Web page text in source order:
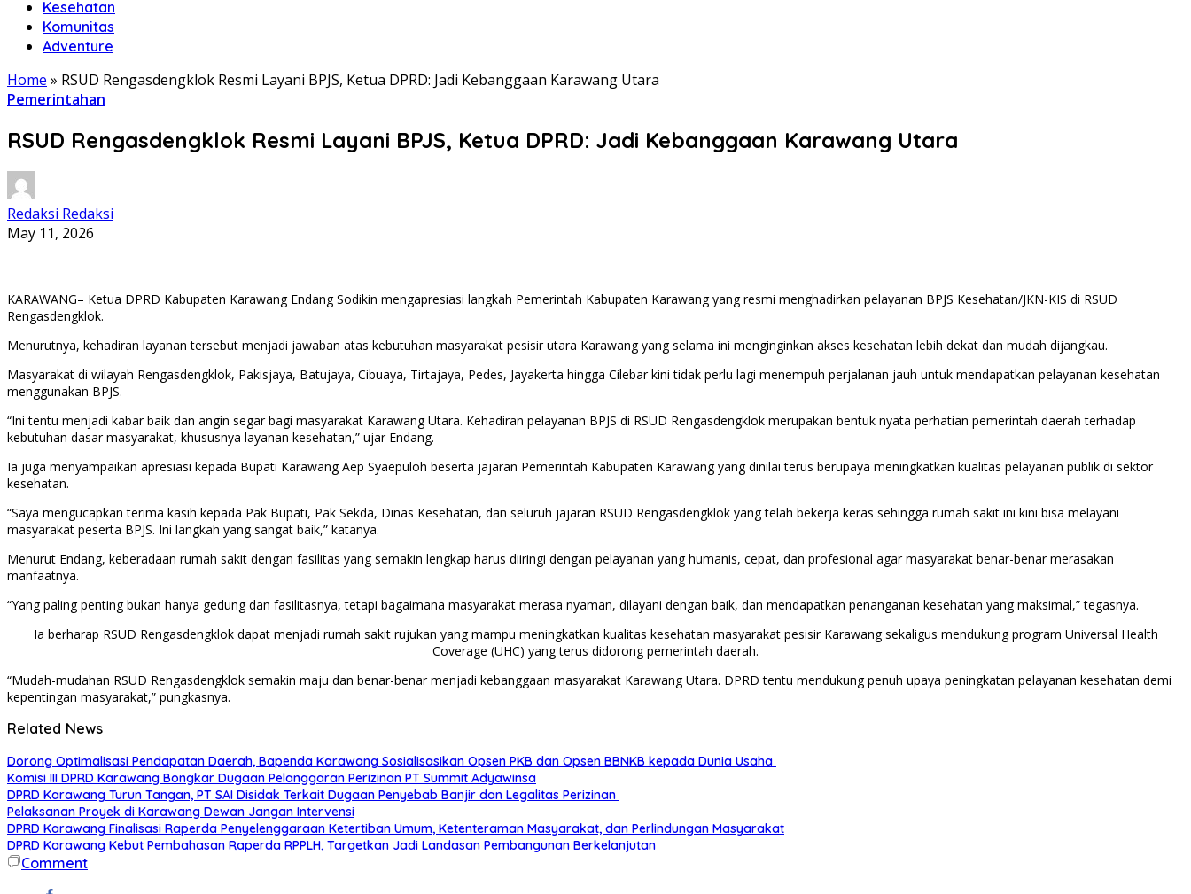
Kesehatan
Komunitas
Adventure
Home » RSUD Rengasdengklok Resmi Layani BPJS, Ketua DPRD: Jadi Kebanggaan Karawang Utara
Pemerintahan
RSUD Rengasdengklok Resmi Layani BPJS, Ketua DPRD: Jadi Kebanggaan Karawang Utara
Redaksi Redaksi
May 11, 2026
KARAWANG– Ketua DPRD Kabupaten Karawang Endang Sodikin mengapresiasi langkah Pemerintah Kabupaten Karawang yang resmi menghadirkan pelayanan BPJS Kesehatan/JKN-KIS di RSUD
Rengasdengklok.
Menurutnya, kehadiran layanan tersebut menjadi jawaban atas kebutuhan masyarakat pesisir utara Karawang yang selama ini menginginkan akses kesehatan lebih dekat dan mudah dijangkau.
Masyarakat di wilayah Rengasdengklok, Pakisjaya, Batujaya, Cibuaya, Tirtajaya, Pedes, Jayakerta hingga Cilebar kini tidak perlu lagi menempuh perjalanan jauh untuk mendapatkan pelayanan kesehatan
menggunakan BPJS.
“Ini tentu menjadi kabar baik dan angin segar bagi masyarakat Karawang Utara. Kehadiran pelayanan BPJS di RSUD Rengasdengklok merupakan bentuk nyata perhatian pemerintah daerah terhadap
kebutuhan dasar masyarakat, khususnya layanan kesehatan,” ujar Endang.
Ia juga menyampaikan apresiasi kepada Bupati Karawang Aep Syaepuloh beserta jajaran Pemerintah Kabupaten Karawang yang dinilai terus berupaya meningkatkan kualitas pelayanan publik di sektor
kesehatan.
“Saya mengucapkan terima kasih kepada Pak Bupati, Pak Sekda, Dinas Kesehatan, dan seluruh jajaran RSUD Rengasdengklok yang telah bekerja keras sehingga rumah sakit ini kini bisa melayani
masyarakat peserta BPJS. Ini langkah yang sangat baik,” katanya.
Menurut Endang, keberadaan rumah sakit dengan fasilitas yang semakin lengkap harus diiringi dengan pelayanan yang humanis, cepat, dan profesional agar masyarakat benar-benar merasakan
manfaatnya.
“Yang paling penting bukan hanya gedung dan fasilitasnya, tetapi bagaimana masyarakat merasa nyaman, dilayani dengan baik, dan mendapatkan penanganan kesehatan yang maksimal,” tegasnya.
Ia berharap RSUD Rengasdengklok dapat menjadi rumah sakit rujukan yang mampu meningkatkan kualitas kesehatan masyarakat pesisir Karawang sekaligus mendukung program Universal Health
Coverage (UHC) yang terus didorong pemerintah daerah.
“Mudah-mudahan RSUD Rengasdengklok semakin maju dan benar-benar menjadi kebanggaan masyarakat Karawang Utara. DPRD tentu mendukung penuh upaya peningkatan pelayanan kesehatan demi
kepentingan masyarakat,” pungkasnya.
Related News
Dorong Optimalisasi Pendapatan Daerah, Bapenda Karawang Sosialisasikan Opsen PKB dan Opsen BBNKB kepada Dunia Usaha
Komisi III DPRD Karawang Bongkar Dugaan Pelanggaran Perizinan PT Summit Adyawinsa
DPRD Karawang Turun Tangan, PT SAI Disidak Terkait Dugaan Penyebab Banjir dan Legalitas Perizinan
Pelaksanan Proyek di Karawang Dewan Jangan Intervensi
DPRD Karawang Finalisasi Raperda Penyelenggaraan Ketertiban Umum, Ketenteraman Masyarakat, dan Perlindungan Masyarakat
DPRD Karawang Kebut Pembahasan Raperda RPPLH, Targetkan Jadi Landasan Pembangunan Berkelanjutan
Comment